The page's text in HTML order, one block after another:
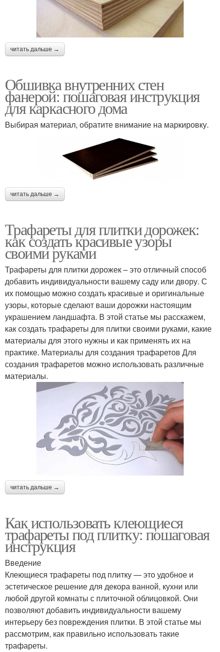
читать дальше →
Обшивка внутренних стен
фанерой: пошаговая инструкция
для каркасного дома
Выбирая материал, обратите внимание на маркировку.
читать дальше →
Трафареты для плитки дорожек:
как создать красивые узоры
своими руками
Трафареты для плитки дорожек – это отличный способ
добавить индивидуальности вашему саду или двору. С
их помощью можно создать красивые и оригинальные
узоры, которые сделают ваши дорожки настоящим
украшением ландшафта. В этой статье мы расскажем,
как создать трафареты для плитки своими руками, какие
материалы для этого нужны и как применять их на
практике. Материалы для создания трафаретов Для
создания трафаретов можно использовать различные
материалы.
читать дальше →
Как использовать клеющиеся
трафареты под плитку: пошаговая
инструкция
Введение
Клеющиеся трафареты под плитку — это удобное и
эстетическое решение для декора ванной, кухни или
любой другой комнаты с плиточной облицовкой. Они
позволяют добавить индивидуальности вашему
интерьеру без повреждения плитки. В этой статье мы
рассмотрим, как правильно использовать такие
трафареты.